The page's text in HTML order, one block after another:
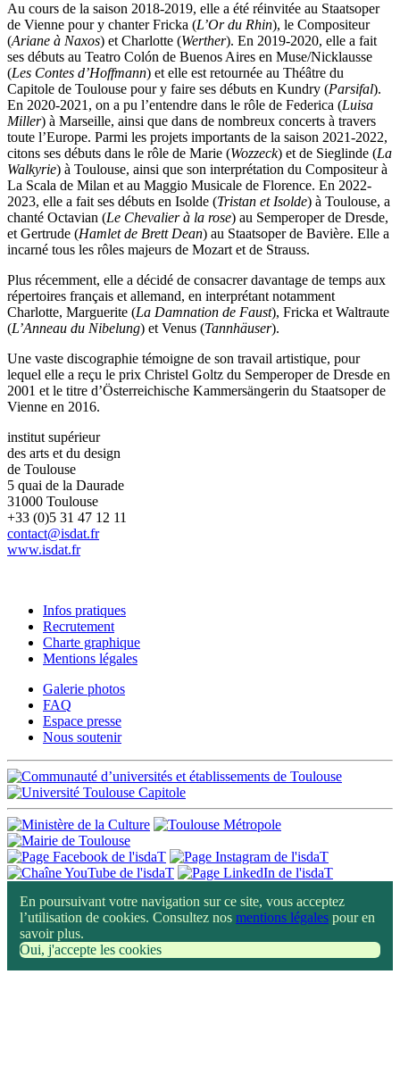
Au cours de la saison 2018-2019, elle a été réinvitée au Staatsoper
de Vienne pour y chanter Fricka (L’Or du Rhin), le Compositeur
(Ariane à Naxos) et Charlotte (Werther). En 2019-2020, elle a fait
ses débuts au Teatro Colón de Buenos Aires en Muse/Nicklausse
(Les Contes d’Hoffmann) et elle est retournée au Théâtre du
Capitole de Toulouse pour y faire ses débuts en Kundry (Parsifal).
En 2020-2021, on a pu l’entendre dans le rôle de Federica (Luisa
Miller) à Marseille, ainsi que dans de nombreux concerts à travers
toute l’Europe. Parmi les projets importants de la saison 2021-2022,
citons ses débuts dans le rôle de Marie (Wozzeck) et de Sieglinde (La
Walkyrie) à Toulouse, ainsi que son interprétation du Compositeur à
La Scala de Milan et au Maggio Musicale de Florence. En 2022-
2023, elle a fait ses débuts en Isolde (Tristan et Isolde) à Toulouse, a
chanté Octavian (Le Chevalier à la rose) au Semperoper de Dresde,
et Gertrude (Hamlet de Brett Dean) au Staatsoper de Bavière. Elle a
incarné tous les rôles majeurs de Mozart et de Strauss.
Plus récemment, elle a décidé de consacrer davantage de temps aux
répertoires français et allemand, en interprétant notamment
Charlotte, Marguerite (La Damnation de Faust), Fricka et Waltraute
(L’Anneau du Nibelung) et Venus (Tannhäuser).
Une vaste discographie témoigne de son travail artistique, pour
lequel elle a reçu le prix Christel Goltz du Semperoper de Dresde en
2001 et le titre d’Österreichische Kammersängerin du Staatsoper de
Vienne en 2016.
institut supérieur
des arts et du design
de Toulouse
5 quai de la Daurade
31000 Toulouse
+33 (0)5 31 47 12 11
contact@isdat.fr
www.isdat.fr
Infos pratiques
Recrutement
Charte graphique
Mentions légales
Galerie photos
FAQ
Espace presse
Nous soutenir
En poursuivant votre navigation sur ce site, vous acceptez
l’utilisation de cookies. Consultez nos mentions légales pour en
savoir plus.
Oui, j'accepte les cookies